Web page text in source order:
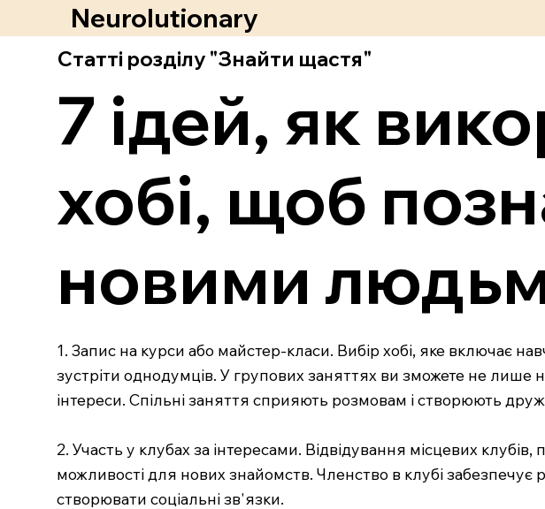
Neurolutionary
Статті розділу "Знайти щастя"
7 ідей, як
хобі, щоб
новими
1. Запис на курси або майстер-класи. Вибір хобі, яке включає
зустріти однодумців. У групових заняттях ви зможете не
інтереси. Спільні заняття сприяють розмовам і створюють
2. Участь у клубах за інтересами. Відвідування місцевих
можливості для нових знайомств. Членство в клубі забезпечує
створювати соціальні зв'язки.